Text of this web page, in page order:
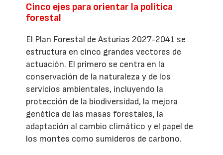
Cinco ejes para orientar la política
forestal
El Plan Forestal de Asturias 2027-2041 se
estructura en cinco grandes vectores de
actuación. El primero se centra en la
conservación de la naturaleza y de los
servicios ambientales, incluyendo la
protección de la biodiversidad, la mejora
genética de las masas forestales, la
adaptación al cambio climático y el papel de
los montes como sumideros de carbono.